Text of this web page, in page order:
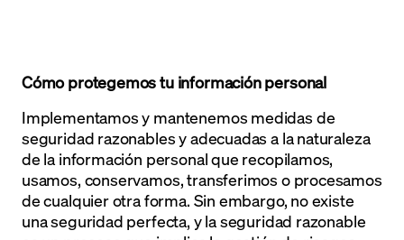
Cómo protegemos tu información personal
Implementamos y mantenemos medidas de
seguridad razonables y adecuadas a la naturaleza
de la información personal que recopilamos,
usamos, conservamos, transferimos o procesamos
de cualquier otra forma. Sin embargo, no existe
una seguridad perfecta, y la seguridad razonable